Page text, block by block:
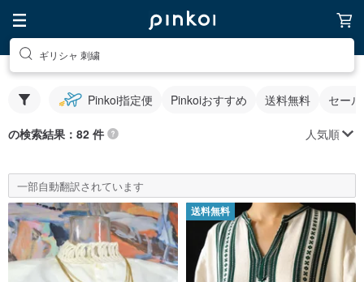
ギリシャ 刺繍
Pinkoi指定便 Pinkoiおすすめ 送料無料 セー
の検索結果：82 件 人気順
一部自動翻訳されています
送料無料